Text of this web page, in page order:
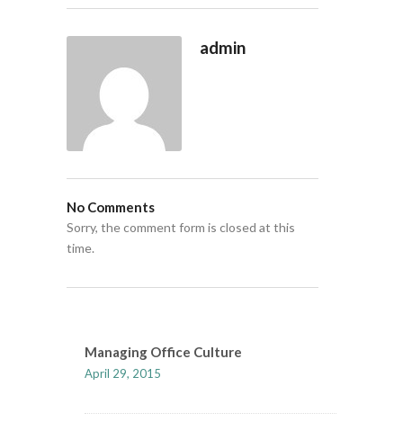
admin
No Comments
Sorry, the comment form is closed at this
time.
Managing Office Culture
April 29, 2015